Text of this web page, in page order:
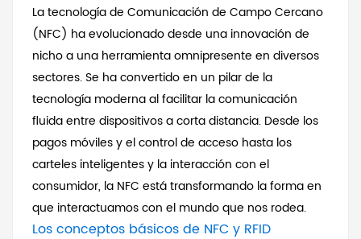
La tecnología de Comunicación de Campo Cercano
(NFC) ha evolucionado desde una innovación de
nicho a una herramienta omnipresente en diversos
sectores. Se ha convertido en un pilar de la
tecnología moderna al facilitar la comunicación
fluida entre dispositivos a corta distancia. Desde los
pagos móviles y el control de acceso hasta los
carteles inteligentes y la interacción con el
consumidor, la NFC está transformando la forma en
que interactuamos con el mundo que nos rodea.
Los conceptos básicos de NFC y RFID